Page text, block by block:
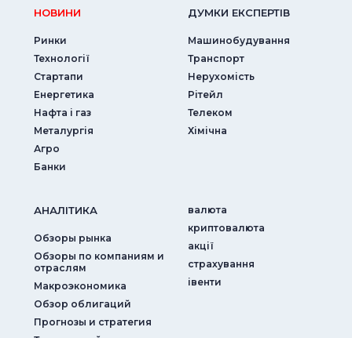
НОВИНИ
Ринки
Технології
Стартапи
Енергетика
Нафта і газ
Металургія
Агро
Банки
ДУМКИ ЕКСПЕРТIВ
Машинобудування
Транспорт
Нерухомість
Рітейл
Телеком
Хімічна
АНАЛIТИКА
Обзоры рынка
Обзоры по компаниям и
отраслям
Макроэкономика
Обзор облигаций
Прогнозы и стратегия
валюта
криптовалюта
акції
страхування
iвенти